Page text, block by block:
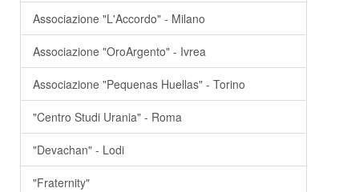
Associazione "L'Accordo" - Milano
Associazione "OroArgento" - Ivrea
Associazione "Pequenas Huellas" - Torino
"Centro Studi Urania" - Roma
"Devachan" - Lodi
"Fraternity"